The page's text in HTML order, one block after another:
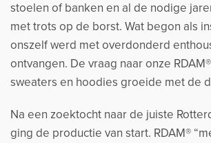
stoelen of banken en al de nodige
met trots op de borst. Wat begon als
onszelf werd met overdonderd
ontvangen. De vraag naar onze
sweaters en hoodies groeide met de
Na een zoektocht naar de juiste
ging de productie van start. RDAM®